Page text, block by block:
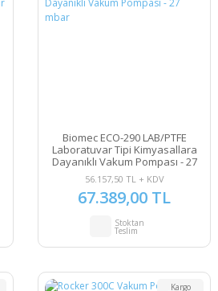
Biomec ECO-290 LAB/PTFE
Laboratuvar Tipi Kimyasallara
Dayanıklı Vakum Pompası - 27
mbar
56.157,50 TL + KDV
67.389,00 TL
Stoktan
Teslim
Kargo